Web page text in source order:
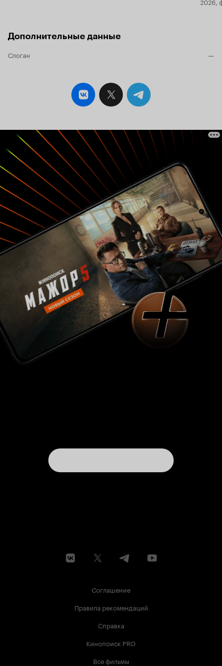
Дополнительные данные
Слоган —
Соглашение
Правила рекомендаций
Справка
Кинопоиск PRO
Все фильмы